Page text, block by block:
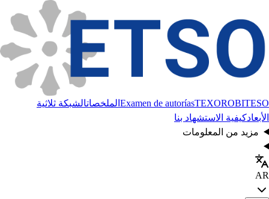
Examen de autoríasTEXOROBITESO الملخصاتالشبكة ثلاثية
الأبعادكيفية الاستشهاد بنا
مزيد من المعلومات
AR